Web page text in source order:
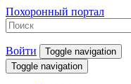
Похоронный портал
Войти
Toggle navigation
Toggle navigation